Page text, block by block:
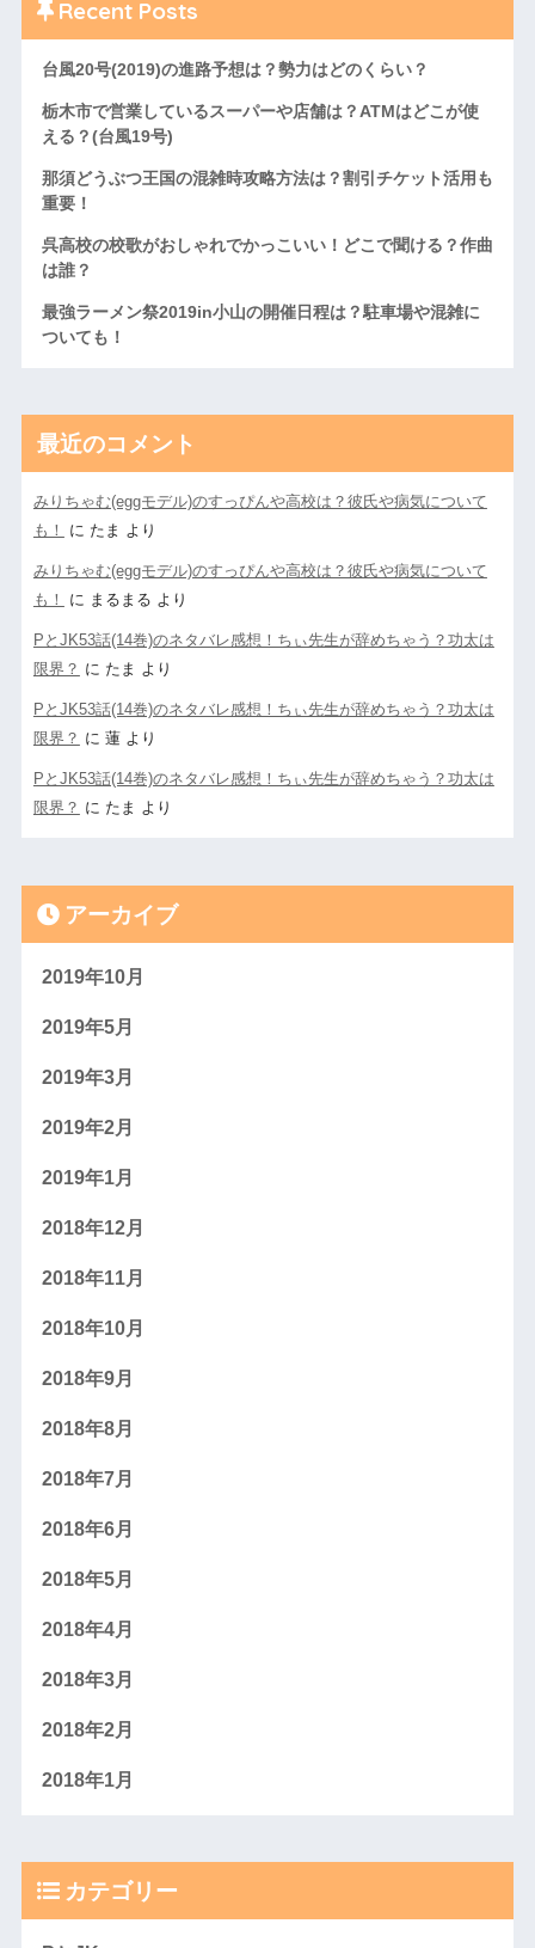
Recent Posts
台風20号(2019)の進路予想は？勢力はどのくらい？
栃木市で営業しているスーパーや店舗は？ATMはどこが使
える？(台風19号)
那須どうぶつ王国の混雑時攻略方法は？割引チケット活用も
重要！
呉高校の校歌がおしゃれでかっこいい！どこで聞ける？作曲
は誰？
最強ラーメン祭2019in小山の開催日程は？駐車場や混雑に
ついても！
最近のコメント
みりちゃむ(eggモデル)のすっぴんや高校は？彼氏や病気について
も！
に たま より
みりちゃむ(eggモデル)のすっぴんや高校は？彼氏や病気について
も！
に まるまる より
PとJK53話(14巻)のネタバレ感想！ちぃ先生が辞めちゃう？功太は
限界？ に たま より
PとJK53話(14巻)のネタバレ感想！ちぃ先生が辞めちゃう？功太は
限界？ に 蓮より
PとJK53話(14巻)のネタバレ感想！ちぃ先生が辞めちゃう？功太は
限界？ に たま より
アーカイブ
2019年10月
2019年5月
2019年3月
2019年2月
2019年1月
2018年12月
2018年11月
2018年10月
2018年9月
2018年8月
2018年7月
2018年6月
2018年5月
2018年4月
2018年3月
2018年2月
2018年1月
カテゴリー